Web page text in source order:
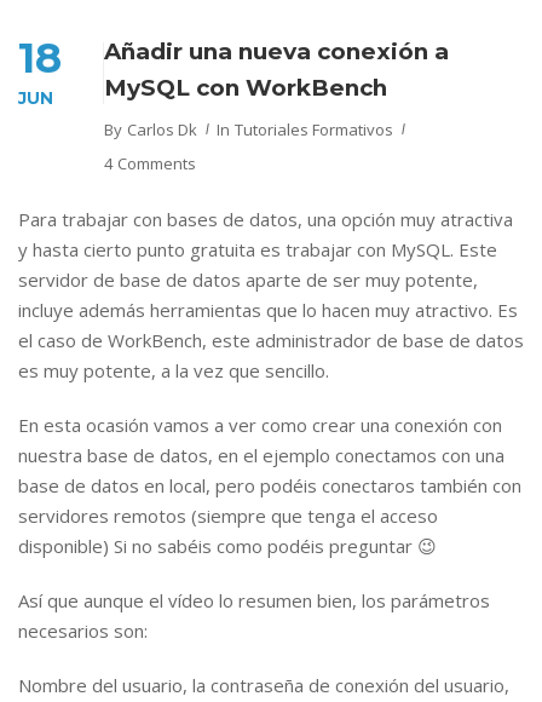
18
JUN
Añadir una nueva conexión a
MySQL con WorkBench
By Carlos Dk In Tutoriales Formativos
4 Comments
Para trabajar con bases de datos, una opción muy atractiva
y hasta cierto punto gratuita es trabajar con MySQL. Este
servidor de base de datos aparte de ser muy potente,
incluye además herramientas que lo hacen muy atractivo. Es
el caso de WorkBench, este administrador de base de datos
es muy potente, a la vez que sencillo.
En esta ocasión vamos a ver como crear una conexión con
nuestra base de datos, en el ejemplo conectamos con una
base de datos en local, pero podéis conectaros también con
servidores remotos (siempre que tenga el acceso
disponible) Si no sabéis como podéis preguntar 😉
Así que aunque el vídeo lo resumen bien, los parámetros
necesarios son:
Nombre del usuario, la contraseña de conexión del usuario,